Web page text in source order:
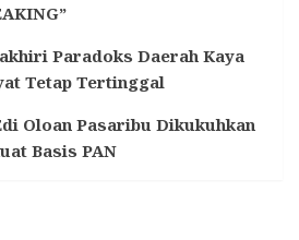
Paradoks Daerah Kaya
Tetap Tertinggal
Oloan Pasaribu Dikukuhkan
Basis PAN